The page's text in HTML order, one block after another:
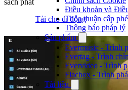
Điều khoản và
Thỏa thuận cấp
Thông báo pháp lý
Sản phẩm
Evermusic - Trình
Evertag - Trình
Evervideo - Trình
Flacbox - Trình
Tài liệu
sách phát
Tải cho di động